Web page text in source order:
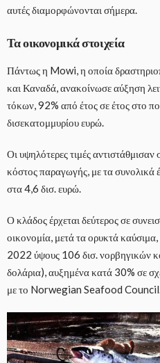
αυτές διαμορφώνονται σήμερα.
Τα οικονομικά στοιχεία
Πάντως η Mowi, η οποία
και Καναδά, ανακοίνωσε αύξηση
τόκων, 92% από έτος σε έτος στο
δισεκατομμυρίου ευρώ.
Οι υψηλότερες τιμές
κόστος παραγωγής, με τα συνολικά
στα 4,6 δισ. ευρώ.
Ο κλάδος έρχεται δεύτερος σε
οικονομία, μετά τα ορυκτά
2022 ύψους 106 δισ. νορβηγικών
δολάρια), αυξημένα κατά 30% σε
με το Norwegian Seafood Council.